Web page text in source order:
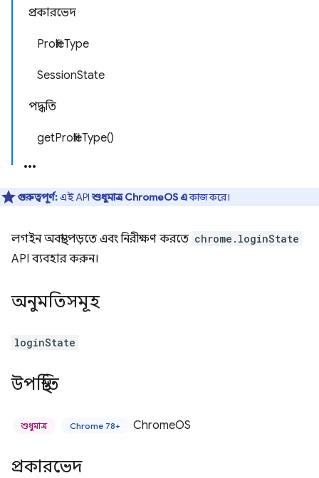
প্রকারভেদ
ProfileType
SessionState
পদ্ধতি
getProfileType()
গুরুত্বপূর্ণ:এই API শুধুমাত্র ChromeOS একাজ করে।
লগইন অবস্থা পড়তে এবং নিরীক্ষণ করতে chrome.loginState
API ব্যবহার করুন।
অনুমতিসমূহ
loginState
উপস্থিতি
শুধুমাত্র Chrome 78+ ChromeOS
প্রকারভেদ